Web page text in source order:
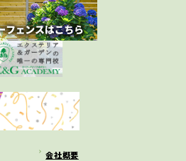
会社概要